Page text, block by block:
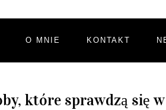
O MNIE KONTAKT
które sprawdzą się